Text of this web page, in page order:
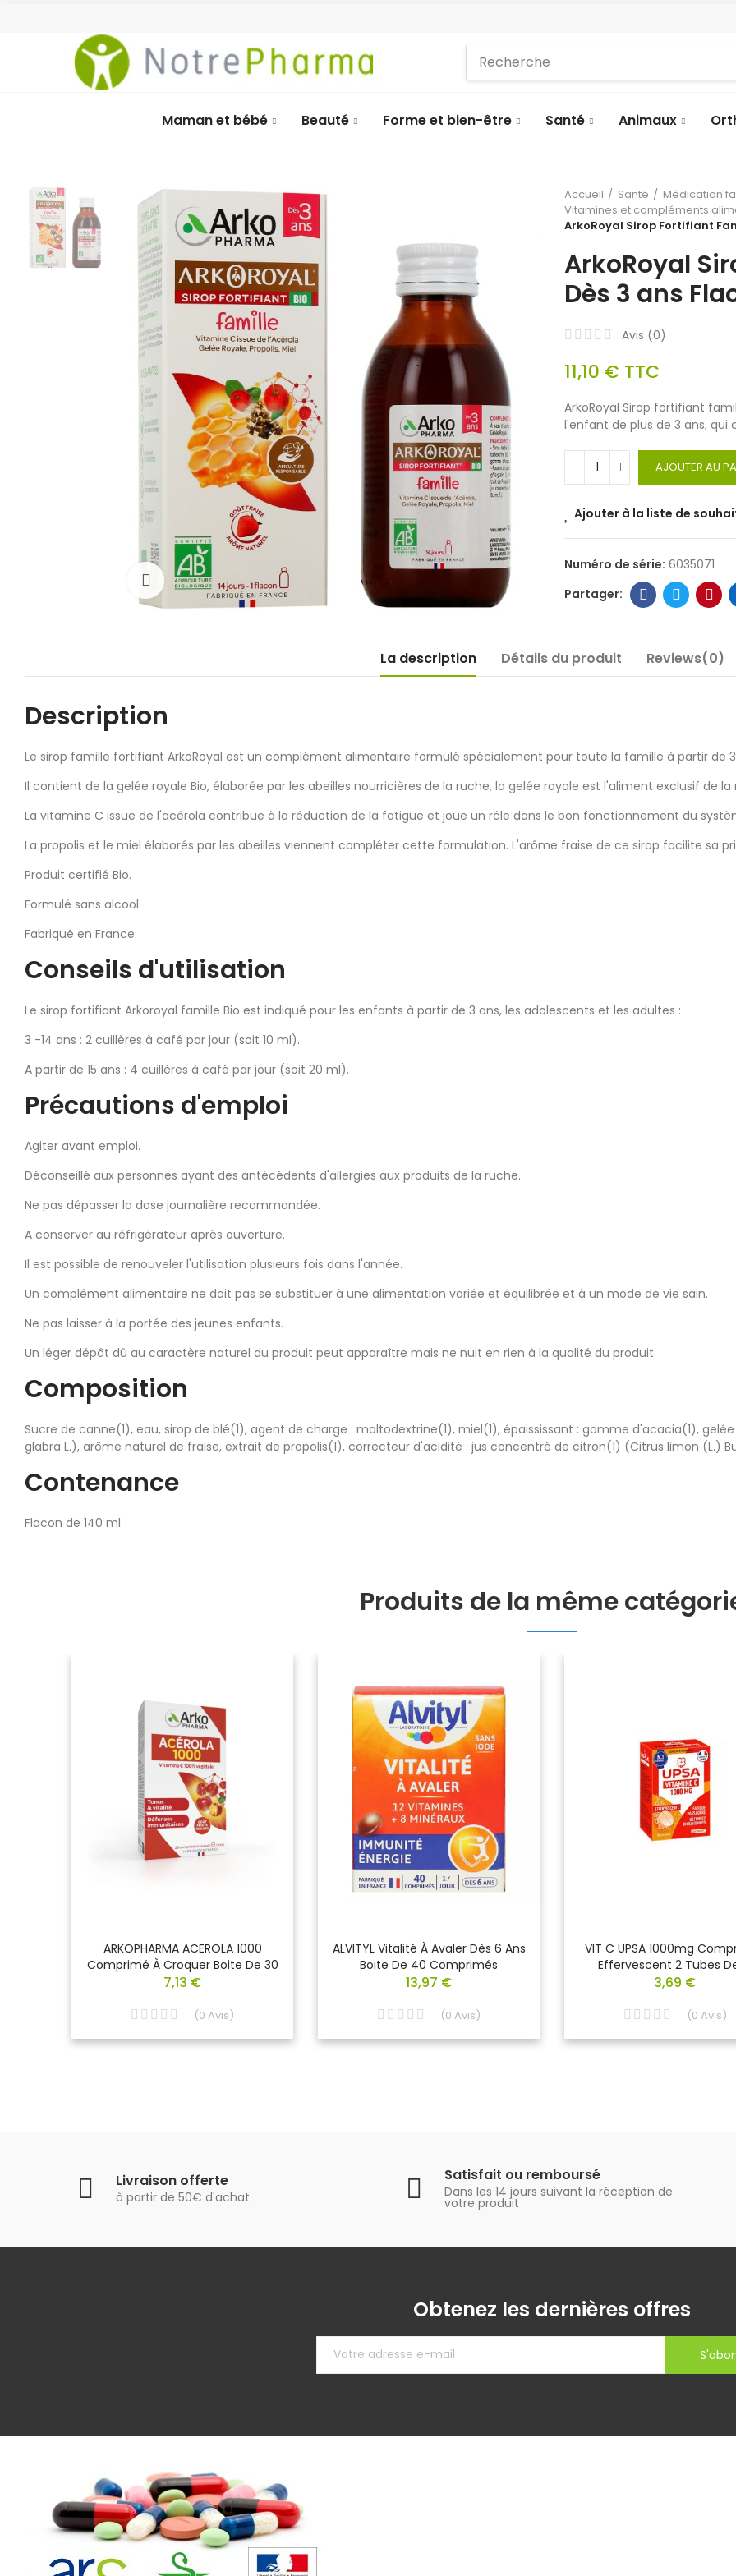
Maman et bébé Beauté Forme et bien-être Santé Animaux
Cliquez pour agrandir
Accueil Santé
Médication
Vitamines et compléments
ArkoRoyal Sirop Fortifiant
ArkoRoyal
Dès 3 ans
Avis (0)
11,10 € TTC
ArkoRoyal Sirop fortifiant
l'enfant de plus de 3 ans,
AJOUTER AU
Ajouter à la liste de
Numéro de série: 6035071
La description Détails du produit Reviews(0)
Description
Le sirop famille fortifiant ArkoRoyal est un complément alimentaire formulé spécialement pour toute la famille à partir de
Il contient de la gelée royale Bio, élaborée par les abeilles nourricières de la ruche, la gelée royale est l'aliment exclusif de
La vitamine C issue de l'acérola contribue à la réduction de la fatigue et joue un rôle dans le bon fonctionnement du
La propolis et le miel élaborés par les abeilles viennent compléter cette formulation. L'arôme fraise de ce sirop facilite sa
Produit certifié Bio.
Formulé sans alcool.
Fabriqué en France.
Conseils d'utilisation
Le sirop fortifiant Arkoroyal famille Bio est indiqué pour les enfants à partir de 3 ans, les adolescents et les adultes :
3 -14 ans : 2 cuillères à café par jour (soit 10 ml).
A partir de 15 ans : 4 cuillères à café par jour (soit 20 ml).
Précautions d'emploi
Agiter avant emploi.
Déconseillé aux personnes ayant des antécédents d'allergies aux produits de la ruche.
Ne pas dépasser la dose journalière recommandée.
A conserver au réfrigérateur après ouverture.
Il est possible de renouveler l'utilisation plusieurs fois dans l'année.
Un complément alimentaire ne doit pas se substituer à une alimentation variée et équilibrée et à un mode de vie sain.
Ne pas laisser à la portée des jeunes enfants.
Un léger dépôt dû au caractère naturel du produit peut apparaître mais ne nuit en rien à la qualité du produit.
Composition
Sucre de canne(1), eau, sirop de blé(1), agent de charge : maltodextrine(1), miel(1), épaississant : gomme d'acacia(1),
glabra L.), arôme naturel de fraise, extrait de propolis(1), correcteur d'acidité : jus concentré de citron(1) (Citrus limon (L.)
Contenance
Flacon de 140 ml.
Produits de la même
ARKOPHARMA ACEROLA 1000
Comprimé À Croquer Boite De 30
7,13 €
(0 Avis)
ALVITYL Vitalité À Avaler Dès 6 Ans
Boite De 40 Comprimés
13,97 €
(0 Avis)
VIT C UPSA 1000mg
Effervescent 2 Tubes
3,69 €
(0 Avis)
Livraison offerte
à partir de 50€ d'achat
Satisfait ou remboursé
Dans les 14 jours suivant la réception de
votre produit
Obtenez les dernières offres